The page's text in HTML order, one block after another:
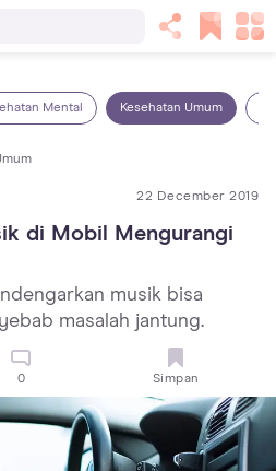
Mental Kesehatan Umum
22 December 2019
di Mobil Mengurangi
musik bisa
masalah jantung.
0 Simpan